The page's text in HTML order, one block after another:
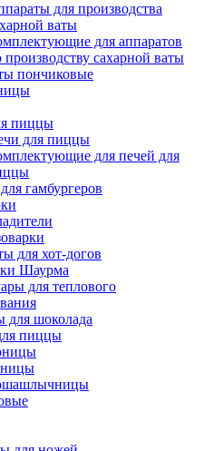
для производства
ваты
для аппаратов
производству сахарной ваты
пончиковые
пиццы
для пиццы
для печей для
гамбургеров
для хот-догов
Шаурма
для теплового
для шоколада
пиццы